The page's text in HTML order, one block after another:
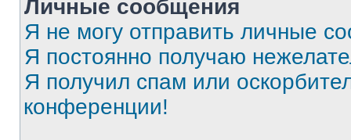
Личные сообщения
Я не могу отправить личные
Я постоянно получаю
Я получил спам или
конференции!